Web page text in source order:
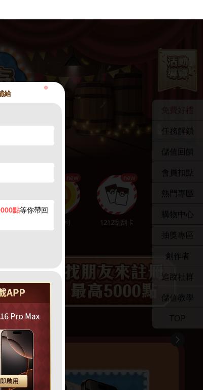
new
贈紅利
new
1212刮刮卡
任務解鎖
儲值回饋
會員扣點
熱門專區
購物中心
抽獎專區
創作者
追蹤社群
儲值教學
TOP
給
●
點等你帶回